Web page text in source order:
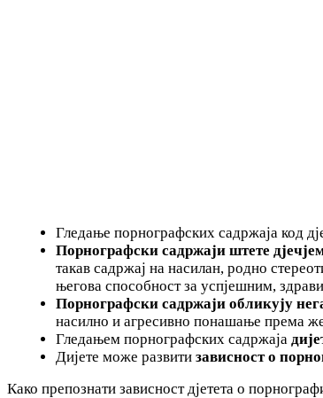
Гледање порнографских садржаја код
Порнографски садржаји штете
такав садржај на насилан, родно
његова способност за успјешним,
Порнографски садржаји обликују
насилно и агресивно понашање према
Гледањем порнографских садржаја
Дијете може развити зависност о
Како препознати зависност дјетета о